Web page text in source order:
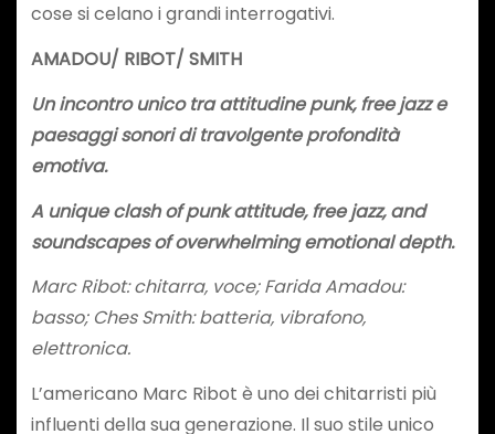
cose si celano i grandi interrogativi.
AMADOU/ RIBOT/ SMITH
Un incontro unico tra attitudine punk, free jazz e
paesaggi sonori di travolgente profondità
emotiva.
A unique clash of punk attitude, free jazz, and
soundscapes of overwhelming emotional depth.
Marc Ribot: chitarra, voce; Farida Amadou:
basso; Ches Smith: batteria, vibrafono,
elettronica.
L’americano Marc Ribot è uno dei chitarristi più
influenti della sua generazione. Il suo stile unico